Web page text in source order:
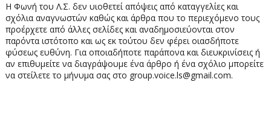
Η Φωνή του Λ.Σ. δεν υιοθετεί απόψεις από καταγγελίες και
σχόλια αναγνωστών καθώς και άρθρα που το περιεχόμενο τους
προέρχετε από άλλες σελίδες και αναδημοσιεύονται στον
παρόντα ιστότοπο και ως εκ τούτου δεν φέρει οιασδήποτε
φύσεως ευθύνη. Για οποιαδήποτε παράπονα και διευκρινίσεις ή
αν επιθυμείτε να διαγράψουμε ένα άρθρο ή ένα σχόλιο μπορείτε
να στείλετε το μήνυμα σας στο group.voice.ls@gmail.com.